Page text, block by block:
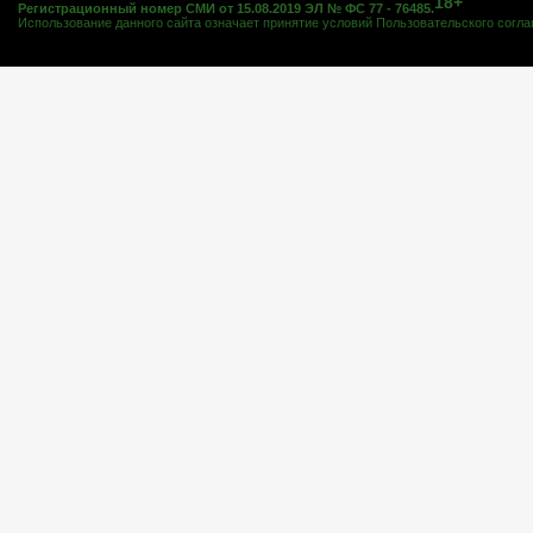
Регистрационный номер СМИ от 15.08.2019 ЭЛ № ФС 77 - 76485.
Использование данного сайта означает принятие условий Пользовательского